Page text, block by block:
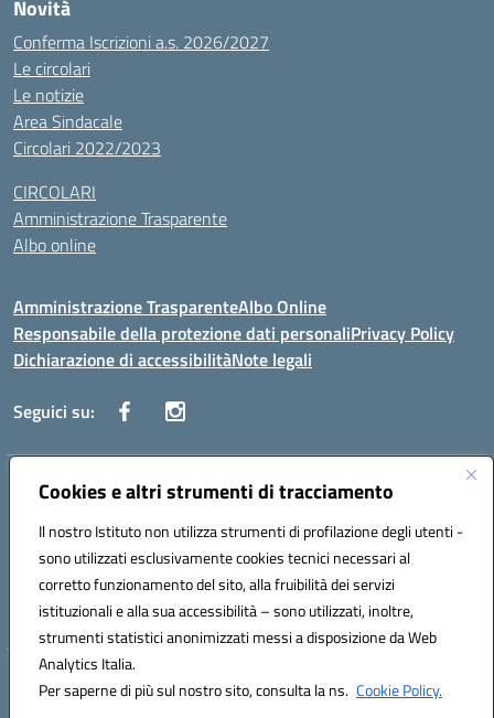
Cookies e altri strumenti di tracciamento
Il nostro Istituto non utilizza strumenti di profilazione degli utenti -
sono utilizzati esclusivamente cookies tecnici necessari al
corretto funzionamento del sito, alla fruibilità dei servizi
istituzionali e alla sua accessibilità – sono utilizzati, inoltre,
strumenti statistici anonimizzati messi a disposizione da Web
Analytics Italia.
Per saperne di più sul nostro sito, consulta la ns. Cookie Policy.
Novità
Conferma Iscrizioni a.s. 2026/2027
Le circolari
Le notizie
Area Sindacale
Circolari 2022/2023
CIRCOLARI
Amministrazione Trasparente
Albo online
Amministrazione TrasparenteAlbo Online
Responsabile della protezione dati personaliPrivacy Policy
Dichiarazione di accessibilitàNote legali
Seguici su:
Indirizzo:Corso Vittorio Emanuele, 27 90133 - Palermo
Posta elettronica certificata (PEC):pais03600r@pec.istruzione.it
Codice fiscale: 97308550827
Codice meccanografico: PAIS03600R
Hosting & Powered by 3D Solution S.r.l.
Concept & Design by Designers Italia